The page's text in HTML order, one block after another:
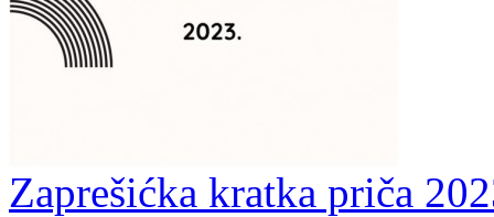
Zaprešićka kratka priča